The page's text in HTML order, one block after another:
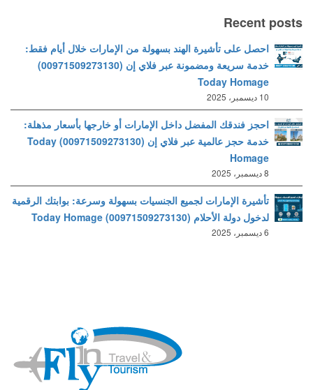
Recent posts
احصل على تأشيرة الهند بسهولة من الإمارات خلال أيام فقط:
خدمة سريعة ومضمونة عبر فلاي إن (00971509273130)
Today Homage
10 ديسمبر، 2025
احجز فندقك المفضل داخل الإمارات أو خارجها بأسعار مذهلة:
خدمة حجز عالمية عبر فلاي إن (00971509273130) Today
Homage
8 ديسمبر، 2025
تأشيرة الإمارات لجميع الجنسيات بسهولة وسرعة: بوابتك الرقمية
لدخول دولة الأحلام (00971509273130) Today Homage
6 ديسمبر، 2025